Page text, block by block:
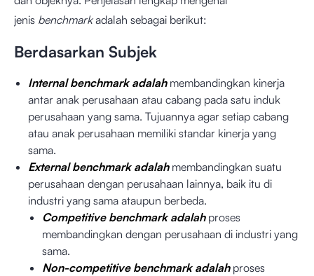
jenis benchmarkadalah sebagai berikut:
Berdasarkan Subjek
Internal benchmark adalah membandingkan kinerja
antar anak perusahaan atau cabang pada satu induk
perusahaan yang sama. Tujuannya agar setiap cabang
atau anak perusahaan memiliki standar kinerja yang
sama.
External benchmark adalah membandingkan suatu
perusahaan dengan perusahaan lainnya, baik itu di
industri yang sama ataupun berbeda.
Competitive benchmark adalah proses
membandingkan dengan perusahaan di industri yang
sama.
Non-competitive benchmark adalah proses